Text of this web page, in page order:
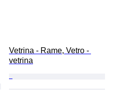
Vetrina - Rame, Vetro -
vetrina